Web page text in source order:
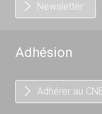
Newsletter
Adhésion
Adhérer au